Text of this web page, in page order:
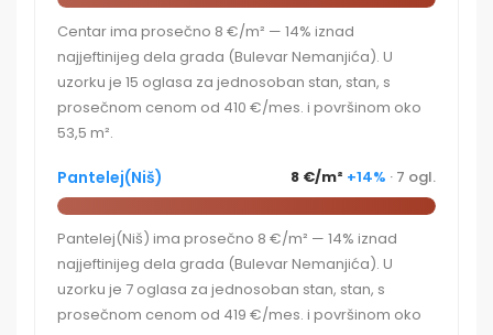
Centar ima prosečno 8 €/m² — 14% iznad
najjeftinijeg dela grada (Bulevar Nemanjića). U
uzorku je 15 oglasa za jednosoban stan, stan, s
prosečnom cenom od 410 €/mes. i površinom oko
53,5 m².
Pantelej(Niš) 8 €/m² +14% · 7 ogl.
Pantelej(Niš) ima prosečno 8 €/m² — 14% iznad
najjeftinijeg dela grada (Bulevar Nemanjića). U
uzorku je 7 oglasa za jednosoban stan, stan, s
prosečnom cenom od 419 €/mes. i površinom oko